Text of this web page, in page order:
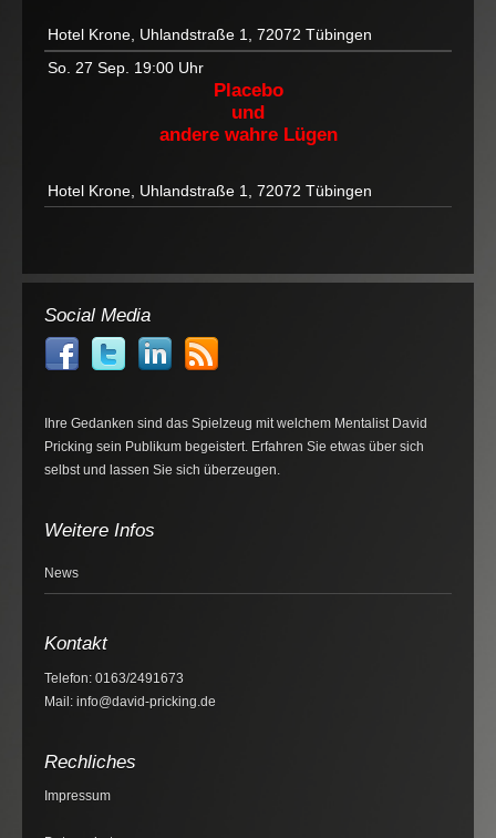
Hotel Krone, Uhlandstraße 1, 72072 Tübingen
So. 27 Sep. 19:00 Uhr
Placebo
und
andere wahre Lügen
Hotel Krone, Uhlandstraße 1, 72072 Tübingen
Social Media
Ihre Gedanken sind das Spielzeug mit welchem Mentalist David
Pricking sein Publikum begeistert. Erfahren Sie etwas über sich
selbst und lassen Sie sich überzeugen.
Weitere Infos
News
Kontakt
Telefon: 0163/2491673
Mail: info@david-pricking.de
Rechliches
Impressum